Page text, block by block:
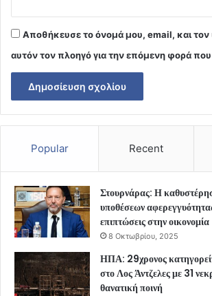
Αποθήκευσε το όνομά μου, email, και τον
αυτόν τον πλοηγό για την επόμενη φορά
Popular Recent
Στουρνάρας: Η
υποθέσεων
επιπτώσεις στην οικονομία
8 Οκτωβρίου, 2025
ΗΠΑ: 29χρονος
στο Λος Άντζελες με 31
θανατική ποινή